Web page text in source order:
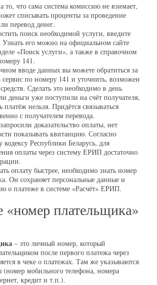
то, что сама система комиссию не взимает,
списывать проценты за проведение
перевод денег.
поиск необходимой услуги, введите
Узнать его можно на официальном сайте
«Поиск услуги», а также в справочном
141.
вводе данных вы можете обратиться за
по номеру 141 и уточнить, возможен
Сделать это необходимо в день
деньги уже поступили на счёт получателя,
платёж нельзя. Придётся связываться
с получателем перевода.
доказательство оплаты, нет
показывать квитанцию. Согласно
кодексу Республики Беларусь, для
оплаты через систему ЕРИП достаточно
оплату быстрее, необходимо знать номер
Он сохраняет персональные данные и
о платеже в системе «Расчёт» ЕРИП.
«номер плательщика»
– это личный номер, который
после первого платежа через
в чеке о платежах. Там же указываются
(номер мобильного телефона, номера
кредит и т.п.).